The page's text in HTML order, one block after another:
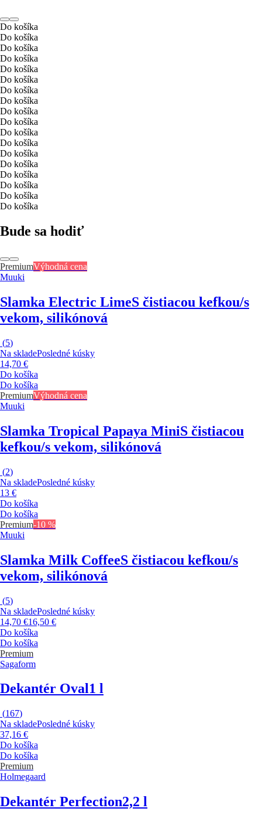
Do košíka
Do košíka
Do košíka
Do košíka
Do košíka
Do košíka
Do košíka
Do košíka
Do košíka
Do košíka
Do košíka
Do košíka
Do košíka
Do košíka
Do košíka
Do košíka
Do košíka
Do košíka
Bude sa hodiť
PremiumVýhodná cena
Muuki
Slamka Electric LimeS čistiacou kefkou/s
vekom, silikónová
(5)
Na skladePosledné kúsky
14,70 €
Do košíka
Do košíka
PremiumVýhodná cena
Muuki
Slamka Tropical Papaya MiniS čistiacou
kefkou/s vekom, silikónová
(2)
Na skladePosledné kúsky
13 €
Do košíka
Do košíka
Premium-10 %
Muuki
Slamka Milk CoffeeS čistiacou kefkou/s
vekom, silikónová
(5)
Na skladePosledné kúsky
14,70 €16,50 €
Do košíka
Do košíka
Premium
Sagaform
Dekantér Oval1 l
(167)
Na skladePosledné kúsky
37,16 €
Do košíka
Do košíka
Premium
Holmegaard
Dekantér Perfection2,2 l